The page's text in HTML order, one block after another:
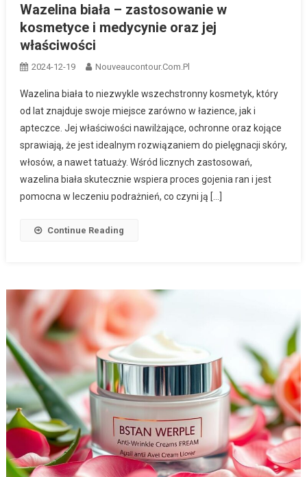
Wazelina biała – zastosowanie w
kosmetyce i medycynie oraz jej
właściwości
2024-12-19 Nouveaucontour.com.pl
Wazelina biała to niezwykle wszechstronny kosmetyk, który
od lat znajduje swoje miejsce zarówno w łazience, jak i
apteczce. Jej właściwości nawilżające, ochronne oraz kojące
sprawiają, że jest idealnym rozwiązaniem do pielęgnacji skóry,
włosów, a nawet tatuaży. Wśród licznych zastosowań,
wazelina biała skutecznie wspiera proces gojenia ran i jest
pomocna w leczeniu podrażnień, co czyni ją […]
Continue Reading